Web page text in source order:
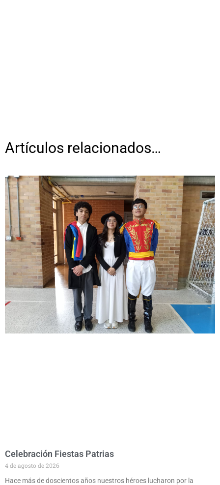
Artículos relacionados…
Celebración Fiestas Patrias
4 de agosto de 2026
Hace más de doscientos años nuestros héroes lucharon por la